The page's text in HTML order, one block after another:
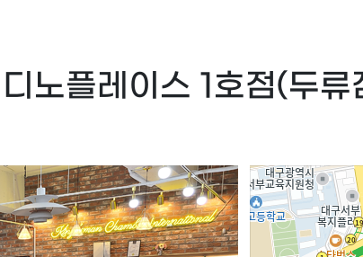
디노플레이스 1호점(두류